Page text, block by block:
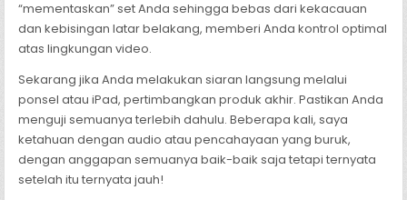
“mementaskan” set Anda sehingga bebas dari kekacauan
dan kebisingan latar belakang, memberi Anda kontrol optimal
atas lingkungan video.
Sekarang jika Anda melakukan siaran langsung melalui
ponsel atau iPad, pertimbangkan produk akhir. Pastikan Anda
menguji semuanya terlebih dahulu. Beberapa kali, saya
ketahuan dengan audio atau pencahayaan yang buruk,
dengan anggapan semuanya baik-baik saja tetapi ternyata
setelah itu ternyata jauh!